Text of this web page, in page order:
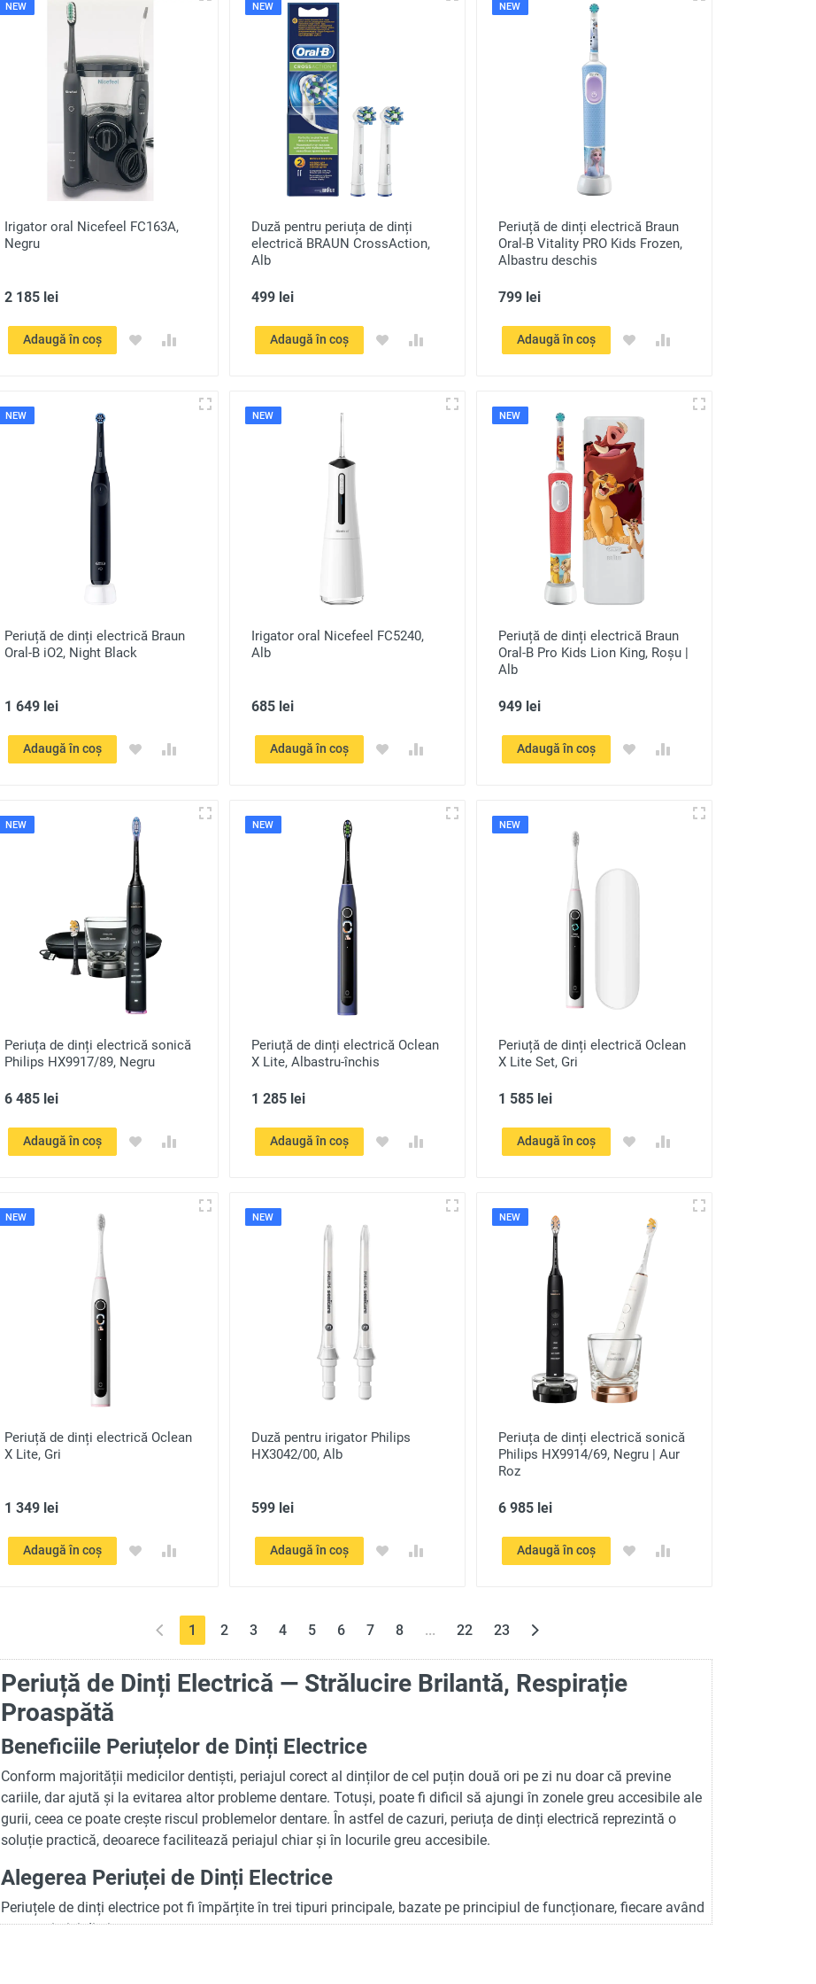
NEW
Irigator oral Nicefeel FC163A,
Negru
2 185 lei
Adaugă în coș
NEW
Duză pentru periuța de dinți
electrică BRAUN CrossAction,
Alb
499 lei
Adaugă în coș
NEW
Periuță de dinți electrică Braun
Oral-B Vitality PRO Kids Frozen,
Albastru deschis
799 lei
Adaugă în coș
NEW
Periuță de dinți electrică Braun
Oral-B iO2, Night Black
1 649 lei
Adaugă în coș
NEW
Irigator oral Nicefeel FC5240,
Alb
685 lei
Adaugă în coș
NEW
Periuță de dinți electrică Braun
Oral-B Pro Kids Lion King, Roșu |
Alb
949 lei
Adaugă în coș
NEW
Periuța de dinți electrică sonică
Philips HX9917/89, Negru
6 485 lei
Adaugă în coș
NEW
Periuță de dinți electrică Oclean
X Lite, Albastru-închis
1 285 lei
Adaugă în coș
NEW
Periuță de dinți electrică Oclean
X Lite Set, Gri
1 585 lei
Adaugă în coș
NEW
Periuță de dinți electrică Oclean
X Lite, Gri
1 349 lei
Adaugă în coș
NEW
Duză pentru irigator Philips
HX3042/00, Alb
599 lei
Adaugă în coș
NEW
Periuța de dinți electrică sonică
Philips HX9914/69, Negru | Aur
Roz
6 985 lei
Adaugă în coș
1 (current)
2 3 4 5 6 7 8 ... 22 23
Periuță de Dinți Electrică — Strălucire Brilantă, Respirație
Proaspătă
Beneficiile Periuțelor de Dinți Electrice
Conform majorității medicilor dentiști, periajul corect al dinților de cel puțin două ori pe zi nu doar că previne
cariile, dar ajută și la evitarea altor probleme dentare. Totuși, poate fi dificil să ajungi în zonele greu accesibile ale
gurii, ceea ce poate crește riscul problemelor dentare. În astfel de cazuri, periuța de dinți electrică reprezintă o
soluție practică, deoarece facilitează periajul chiar și în locurile greu accesibile.
Alegerea Periuței de Dinți Electrice
Periuțele de dinți electrice pot fi împărțite în trei tipuri principale, bazate pe principiul de funcționare, fiecare având
caracteristici distincte: